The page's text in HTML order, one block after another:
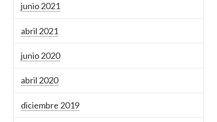
junio 2021
abril 2021
junio 2020
abril 2020
diciembre 2019